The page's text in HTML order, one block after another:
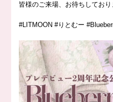
皆様のご来場、お待ちしており
#LITMOON #りとむー